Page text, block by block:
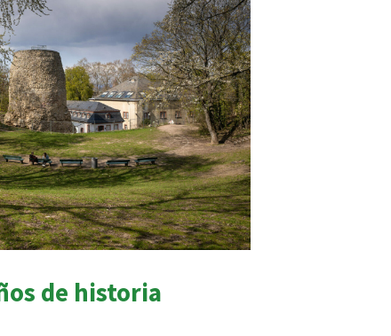
de historia